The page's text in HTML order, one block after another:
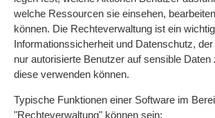
welche Ressourcen sie einsehen,
können. Die Rechteverwaltung ist ein
Informationssicherheit und Datenschutz,
nur autorisierte Benutzer auf sensible Daten
diese verwenden können.
Typische Funktionen einer Software im
"Rechteverwaltung" können sein: